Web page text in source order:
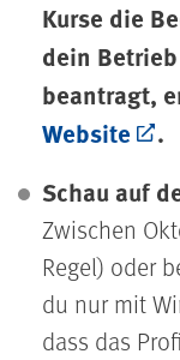
Kurse die
dein
beantragt,
Website
.
Schau auf
Zwischen
Regel) oder
du nur mit
dass das